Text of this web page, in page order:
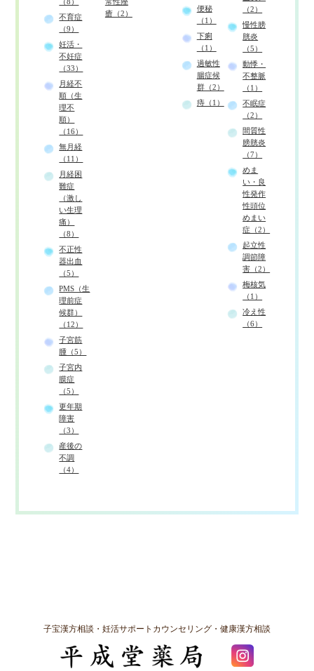
不育症
（9）
妊活・
不妊症
（33）
月経不
順（生
理不
順）
（16）
無月経
（11）
月経困
難症
（激し
い生理
痛）
（8）
不正性
器出血
（5）
PMS（生
理前症
候群）
（12）
子宮筋
腫（5）
子宮内
膜症
（5）
更年期
障害
（3）
産後の
不調
（4）
瘡（2）
便秘
（1）
下痢
（1）
過敏性
腸症候
群（2）
痔（1）
（2）
慢性膀
胱炎
（5）
動悸・
不整脈
（1）
不眠症
（2）
間質性
膀胱炎
（7）
めま
い・良
性発作
性頭位
めまい
症（2）
起立性
調節障
害（2）
梅核気
（1）
冷え性
（6）
子宝漢方相談・妊活サポートカウンセリング・健康漢方相談